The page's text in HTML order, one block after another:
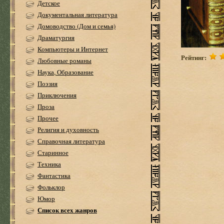
Детское
Документальная литература
Домоводство (Дом и семья)
Драматургия
Компьютеры и Интернет
Любовные романы
Наука, Образование
Поэзия
Приключения
Проза
Прочее
Религия и духовность
Справочная литература
Старинное
Техника
Фантастика
Фольклор
Юмор
Список всех жанров
Рейтинг: